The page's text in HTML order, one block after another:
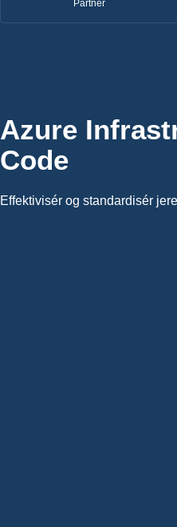
Partner
Azure
Code
Effektivisér og standardisér